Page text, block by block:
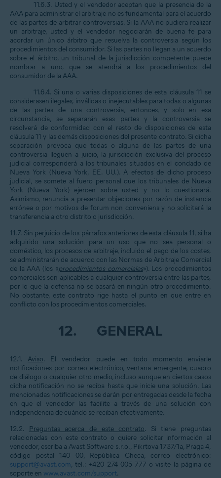
11.6.3. Usted y el vendedor aceptan que la presencia de la
AAA para administrar el arbitraje no es fundamental para el acuerdo
de las partes de arbitrar controversias. Si la AAA no pudiera realizar
un arbitraje, usted y el vendedor negociarán de buena fe para
acordar un único árbitro que resuelva la controversia según los
procedimientos del consumidor. Si las partes no llegan a un acuerdo
sobre el árbitro, un tribunal de la jurisdicción competente puede
nombrar a uno, que se atendrá a los procedimientos del
consumidor de la AAA.
11.6.4. Si una o varias disposiciones de esta cláusula 11 se
considerasen ilegales, inválidas o inejecutables para todas o algunas
de las partes de una controversia, entonces, y solo en esa
circunstancia, se separarán esas partes y la controversia se
resolverá de conformidad con el resto de disposiciones de esta
cláusula 11 y las demás disposiciones del presente contrato. Si dicha
separación provoca que todas o alguna de las partes de una
controversia lleguen a juicio, la jurisdicción exclusiva del proceso
judicial corresponderá a los tribunales situados en el condado de
Nueva York (Nueva York, EE. UU.). A efectos de dicho proceso
judicial, se somete al fuero personal que los tribunales de Nueva
York (Nueva York) ejercen sobre usted y no lo cuestionará.
Asimismo, renuncia a presentar objeciones por razón de instancia
errónea o por motivos de forum non conveniens y no solicitará la
transferencia a otro distrito o jurisdicción.
11.7. Sin perjuicio de los párrafos anteriores de esta cláusula 11, si ha
adquirido una solución para un uso que no sea personal o
doméstico, los procesos de arbitraje, incluido el pago de los costes,
se administrarán de acuerdo con las Normas de Arbitraje Comercial
de la AAA (los «procedimientos comerciales»). Los procedimientos
comerciales son aplicables a cualquier controversia entre las partes,
por lo que la defensa no se basará en ningún otro procedimiento.
No obstante, este contrato rige hasta el punto en que entre en
conflicto con los procedimientos comerciales.
12. GENERAL
12.1. Aviso. El vendedor puede en todo momento enviarle
notificaciones por correo electrónico, ventana emergente, cuadro
de diálogo o cualquier otro medio, incluso aunque en ciertos casos
dicha notificación no se reciba hasta que inicie una solución. Las
mencionadas notificaciones se darán por entregadas desde la fecha
en que el vendedor las facilite a través de una solución con
independencia de cuándo se reciban efectivamente.
12.2. Preguntas acerca de este contrato. Si tiene preguntas
relacionadas con este contrato o quiere solicitar información al
vendedor, escriba a Avast Software s.r.o., Pikrtova 1737/1a, Praga 4,
código postal 140 00, República Checa, correo electrónico:
support@avast.com, tel.: +420 274 005 777 o visite la página de
soporte en www.avast.com/support.